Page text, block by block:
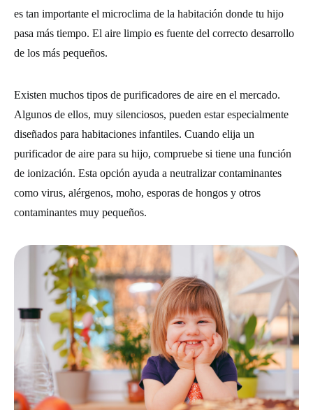
es tan importante el microclima de la habitación donde tu hijo
pasa más tiempo. El aire limpio es fuente del correcto desarrollo
de los más pequeños.
Existen muchos tipos de purificadores de aire en el mercado.
Algunos de ellos, muy silenciosos, pueden estar especialmente
diseñados para habitaciones infantiles. Cuando elija un
purificador de aire para su hijo, compruebe si tiene una función
de ionización. Esta opción ayuda a neutralizar contaminantes
como virus, alérgenos, moho, esporas de hongos y otros
contaminantes muy pequeños.